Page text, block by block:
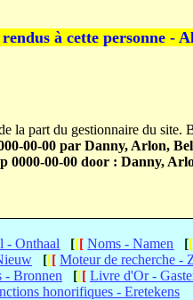
à cette personne -
la part du gestionnaire du site.
00-00 par Danny, Arlon,
0000-00-00 door : Danny,
- Onthaal [[[ Noms - Namen [[
[[[ Moteur de recherche -
- Bronnen [[[ Livre d'Or -
honorifiques - Eretekens